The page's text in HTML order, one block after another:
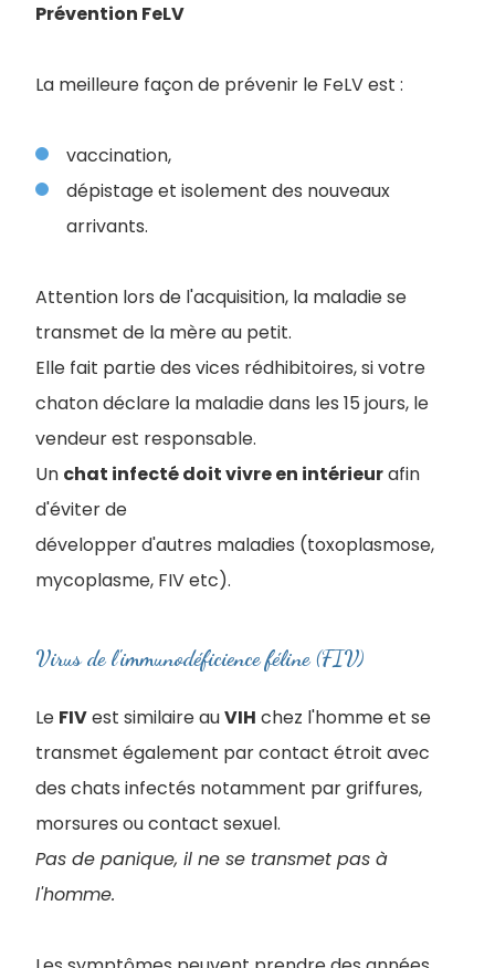
Prévention FeLV
La meilleure façon de prévenir le FeLV est :
vaccination,
dépistage et isolement des nouveaux
arrivants.
Attention lors de l'acquisition, la maladie se
transmet de la mère au petit.
Elle fait partie des vices rédhibitoires, si votre
chaton déclare la maladie dans les 15 jours, le
vendeur est responsable.
Un chat infecté doit vivre en intérieurafin
d'éviter de
développer d'autres maladies (toxoplasmose,
mycoplasme, FIV etc).
Virus de l'immunodéficience féline (FIV)
Le FIVest similaire auVIH chez l'homme et se
transmet également par contact étroit avec
des chats infectés notamment par griffures,
morsures ou contact sexuel.
Pas de panique, il ne se transmet pas à
l'homme.